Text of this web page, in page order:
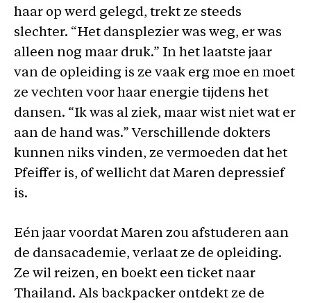
haar op werd gelegd, trekt ze steeds
slechter. “Het dansplezier was weg, er was
alleen nog maar druk.” In het laatste jaar
van de opleiding is ze vaak erg moe en moet
ze vechten voor haar energie tijdens het
dansen. “Ik was al ziek, maar wist niet wat er
aan de hand was.” Verschillende dokters
kunnen niks vinden, ze vermoeden dat het
Pfeiffer is, of wellicht dat Maren depressief
is.
Eén jaar voordat Maren zou afstuderen aan
de dansacademie, verlaat ze de opleiding.
Ze wil reizen, en boekt een ticket naar
Thailand. Als backpacker ontdekt ze de